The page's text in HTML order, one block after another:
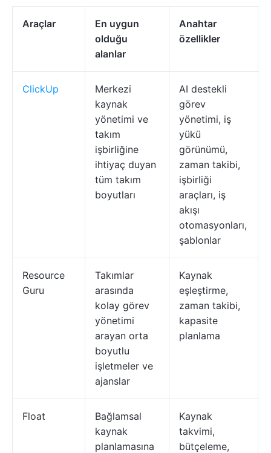
Araçlar
En uygun
olduğu
alanlar
Anahtar
özellikler
ClickUp
Merkezi
kaynak
yönetimi ve
takım
işbirliğine
ihtiyaç duyan
tüm takım
boyutları
AI destekli
görev
yönetimi, iş
yükü
görünümü,
zaman takibi,
işbirliği
araçları, iş
akışı
otomasyonları,
şablonlar
Resource
Guru
Takımlar
arasında
kolay görev
yönetimi
arayan orta
boyutlu
işletmeler ve
ajanslar
Kaynak
eşleştirme,
zaman takibi,
kapasite
planlama
Float
Bağlamsal
kaynak
planlamasına
Kaynak
takvimi,
bütçeleme,